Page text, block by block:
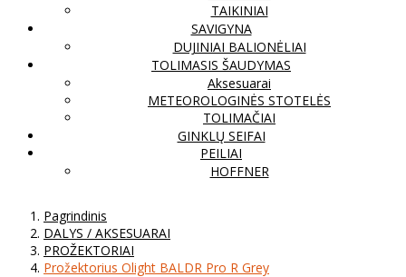
TAIKINIAI
SAVIGYNA
DUJINIAI BALIONĖLIAI
TOLIMASIS ŠAUDYMAS
Aksesuarai
METEOROLOGINĖS STOTELĖS
TOLIMAČIAI
GINKLŲ SEIFAI
PEILIAI
HOFFNER
Pagrindinis
DALYS / AKSESUARAI
PROŽEKTORIAI
Prožektorius Olight BALDR Pro R Grey